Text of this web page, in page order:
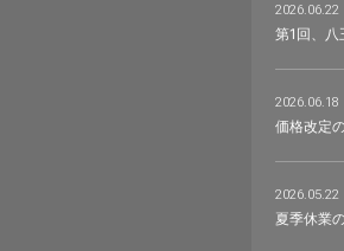
2026.06.22
第1回、八
2026.06.18
価格改定
2026.05.22
夏季休業